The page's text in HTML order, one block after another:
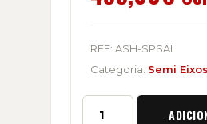
REF: ASH-SPSAL
Categoria: Semi
Quantidade